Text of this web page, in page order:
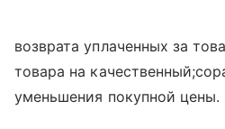
возврата уплаченных за
товара на
уменьшения покупной цены.